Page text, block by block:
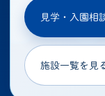
見学・入園相
施設一覧を見